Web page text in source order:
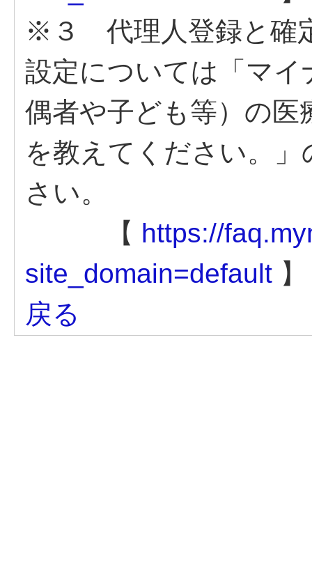
※３ 代理人登録と確
設定については「マ
偶者や子ども等）の医
を教えてください。
さい。
【 https://
site_domain=default 】
戻る